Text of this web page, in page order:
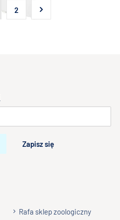
2
Zapisz się
Rafa sklep zoologiczny